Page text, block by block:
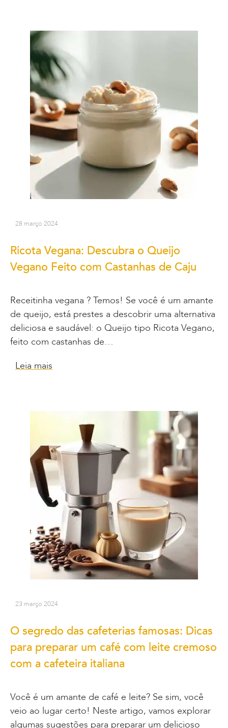
28 março 2024
Ricota Vegana: Descubra o Queijo
Vegano Feito com Castanhas de Caju
Receitinha vegana ? Temos! Se você é um amante
de queijo, está prestes a descobrir uma alternativa
deliciosa e saudável: o Queijo tipo Ricota Vegano,
feito com castanhas de…
Leia mais
23 março 2024
O segredo das cafeterias famosas: Dicas
para preparar um café com leite cremoso
com a cafeteira italiana
Você é um amante de café e leite? Se sim, você
veio ao lugar certo! Neste artigo, vamos explorar
algumas sugestões para preparar um delicioso